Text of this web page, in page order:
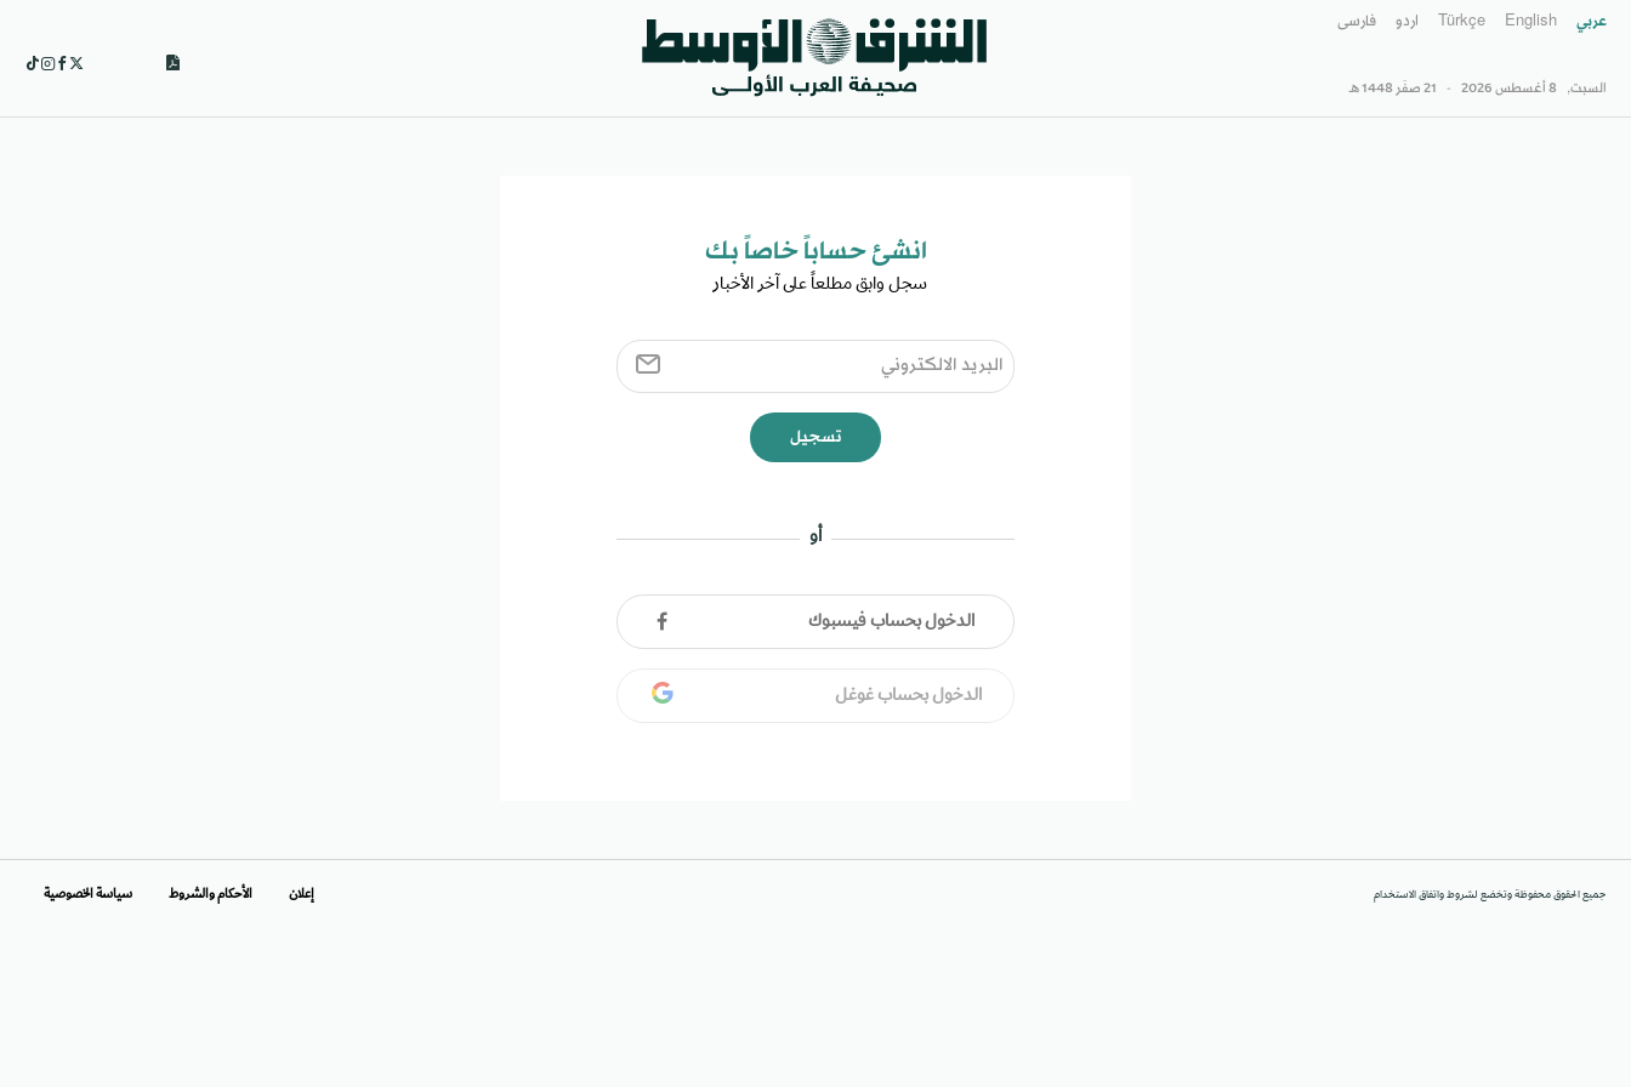
عربي English
Türkçe اردو فارسى
السبت, 8 أغسطس 2026 - 21 صفَر 1448 هـ
انشئ حساباً خاصاً بك​
سجل وابق مطلعاً على آخر الأخبار ​
تسجيل
أو
الدخول بحساب فيسبوك
الدخول بحساب غوغل
جميع الحقوق محفوظة وتخضع لشروط واتفاق الاستخدام إعلان الأحكام والشروط سياسة الخصوصية